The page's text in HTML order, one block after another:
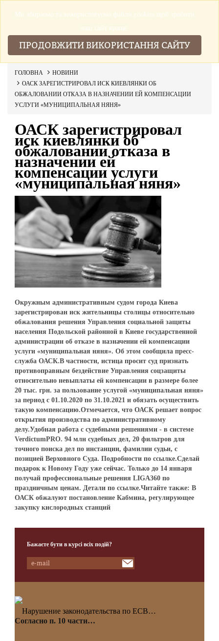
ГОЛОВНА
НОВИНИ
ОАСК ЗАРЕГИСТРИРОВАЛ ИСК КИЕВЛЯНКИ ОБ
ОБЖАЛОВАНИИ ОТКАЗА В НАЗНАЧЕНИИ ЕЙ КОМПЕНСАЦИИ
УСЛУГИ «МУНИЦИПАЛЬНАЯ НЯНЯ»
ОАСК зарегистрировал
иск киевлянки об
обжаловании отказа в
назначении ей
компенсации услуги
«муниципальная няня»
Окружным административным судом города Киева
зарегистрирован иск жительницы столицы относительно
обжалования решения Управления социальной защиты
населения Подольской районной в Киеве государственной
администрации об отказе в назначении ей компенсации
услуги «муниципальная няня». Об этом сообщила пресс-
служба ОАСК.В частности, истица просит суд признать
противоправным бездействие Управления соцзащиты
относительно невыплаты ей компенсации в размере более
20 тыс. грн. за пользование услугой «муниципальная няня»
за период с 01.10.2020 по 31.10.2021 и обязать осуществить
такую компенсацию.Отмечается, что ОАСК решает вопрос
открытия производства по административному
делу.Удобная работа с судебными решениями - в системе
VerdictumPRO. 94 млн судебных дел, 20 фильтров для
точного поиска дел по инстанции, фамилии судьи, с
позицией Верховного Суда. Подробности по ссылке.Сделай
подарок к Новому Году уже сейчас. Только до 14 января
получай профессиональные решения LIGA360 по
праздничным ценам. Детали по ссылке.Читайте также: В
ОАСК обжалуют постановление Кабмина, регулирующее
закупку кислородных станций
Бажаєте бути в курсі всіх подій?
Нарушение законодательства по ЕСВ…
Согласно п. 10 части…
Ми збираемо та використовуемо файли cookies щоб зробити
наш сайт краще.
ПРОДОВЖИТИ ВИКОРИСТАННЯ САЙТУ